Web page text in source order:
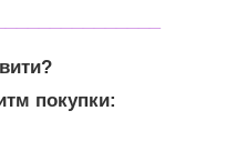
покупки: